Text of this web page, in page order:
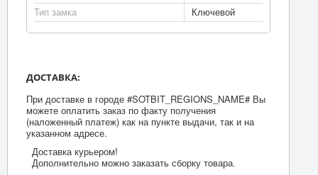
Тип замка
Ключевой
ДОСТАВКА:
При доставке в городе #SOTBIT_REGIONS_NAME# Вы
можете оплатить заказ по факту получения
(наложенный платеж) как на пункте выдачи, так и на
указанном адресе.
Доставка курьером!
Дополнительно можно заказать сборку товара.